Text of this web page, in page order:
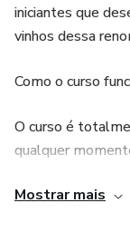
iniciantes que
vinhos dessa
Como o curso
O curso é
qualquer
download e
Mostrar mais